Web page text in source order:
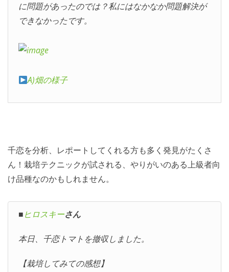
に問題があったのでは？私にはなかなか問題解決が
できなかったです。
A)畑の様子
千恋を分析、レポートしてくれる方も多く発見がたくさ
ん！栽培テクニックが試される、やりがいのある上級者向
け品種なのかもしれません。
■ヒロスキーさん
本日、千恋トマトを撤収しました。
【栽培してみての感想】